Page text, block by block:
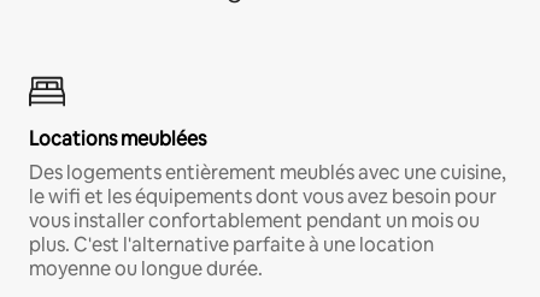
Locations meublées
Des logements entièrement meublés avec une cuisine,
le wifi et les équipements dont vous avez besoin pour
vous installer confortablement pendant un mois ou
plus. C'est l'alternative parfaite à une location
moyenne ou longue durée.